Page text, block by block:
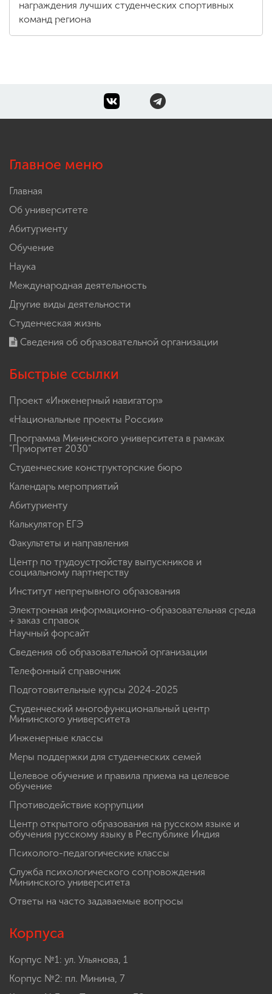
награждения лучших студенческих спортивных
команд региона
Главное меню
Главная
Об университете
Абитуриенту
Обучение
Наука
Международная деятельность
Другие виды деятельности
Студенческая жизнь
Сведения об образовательной организации
Быстрые ссылки
Проект «Инженерный навигатор»
«Национальные проекты России»
Программа Мининского университета в рамках
"Приоритет 2030"
Студенческие конструкторские бюро
Календарь мероприятий
Абитуриенту
Калькулятор ЕГЭ
Факультеты и направления
Центр по трудоустройству выпускников и
социальному партнерству
Институт непрерывного образования
Электронная информационно-образовательная среда
+ заказ справок
Научный форсайт
Сведения об образовательной организации
Телефонный справочник
Подготовительные курсы 2024-2025
Студенческий многофункциональный центр
Мининского университета
Инженерные классы
Меры поддержки для студенческих семей
Целевое обучение и правила приема на целевое
обучение
Противодействие коррупции
Центр открытого образования на русском языке и
обучения русскому языку в Республике Индия
Психолого-педагогические классы
Служба психологического сопровождения
Мининского университета
Ответы на часто задаваемые вопросы
Корпуса
Корпус №1: ул. Ульянова, 1
Корпус №2: пл. Минина, 7